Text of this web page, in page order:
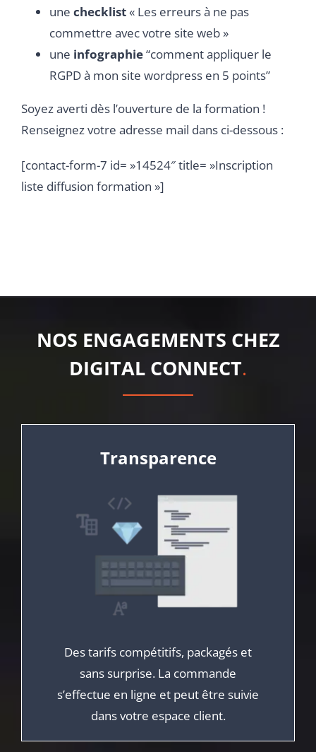
une checklist« Les erreurs à ne pas
commettre avec votre site web »
une infographie“comment appliquer le
RGPD à mon site wordpress en 5 points”
Soyez averti dès l’ouverture de la formation !
Renseignez votre adresse mail dans ci-dessous :
[contact-form-7 id= »14524″ title= »Inscription
liste diffusion formation »]
NOS ENGAGEMENTS CHEZ
DIGITAL CONNECT.
Transparence
Des tarifs compétitifs, packagés et
sans surprise. La commande
s’effectue en ligne et peut être suivie
dans votre espace client.